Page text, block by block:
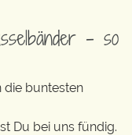
– so
die buntesten
Du bei uns fündig.